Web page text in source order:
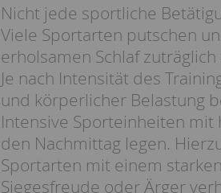
Nicht jede sportliche
Viele Sportarten putschen
erholsamen Schlaf
Je nach Intensität des
und körperlicher Belastung
Intensive Sporteinheiten
den Nachmittag legen.
Sportarten mit einem
Siegesfreude oder Ärger